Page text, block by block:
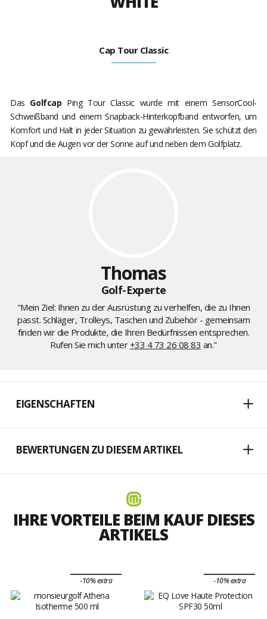
Cap Tour Classic
Das Golfcap Ping Tour Classic wurde mit einem SensorCool-
Schweißband und einem Snapback-Hinterkopfband entworfen, um
Komfort und Halt in jeder Situation zu gewährleisten. Sie schützt den
Kopf und die Augen vor der Sonne auf und neben dem Golfplatz.
Thomas
Golf-Experte
"Mein Ziel: Ihnen zu der Ausrüstung zu verhelfen, die zu Ihnen
passt. Schläger, Trolleys, Taschen und Zubehör - gemeinsam
finden wir die Produkte, die Ihren Bedürfnissen entsprechen.
Rufen Sie mich unter+33 4 73 26 08 83 an."
EIGENSCHAFTEN
BEWERTUNGEN ZU DIESEM ARTIKEL
IHRE VORTEILE BEIM KAUF DIESES
ARTIKELS
-10% extra -10% extra